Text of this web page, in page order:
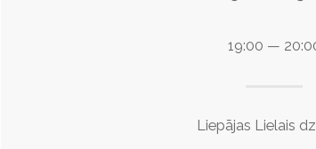
19:00 —
Liepājas Lielais